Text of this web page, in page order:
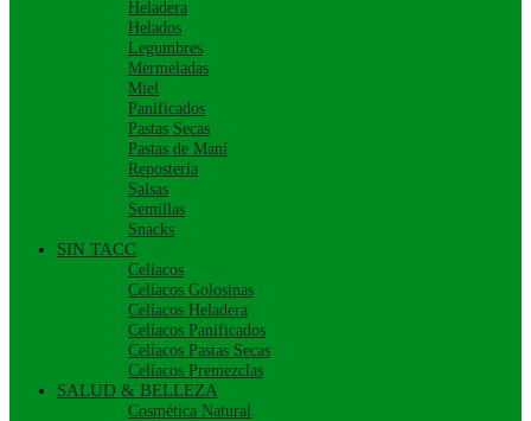
Heladera
Helados
Legumbres
Mermeladas
Miel
Panificados
Pastas Secas
Pastas de Maní
Repostería
Salsas
Semillas
Snacks
SIN TACC
Celíacos
Celíacos Golosinas
Celíacos Heladera
Celíacos Panificados
Celíacos Pastas Secas
Celíacos Premezclas
SALUD & BELLEZA
Cosmética Natural